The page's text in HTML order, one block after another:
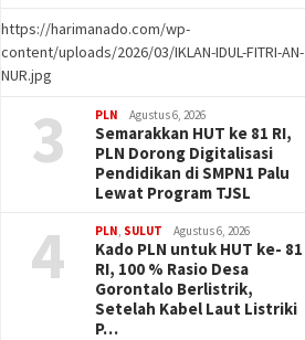
https://harimanado.com/wp-
content/uploads/2026/03/IKLAN-IDUL-FITRI-AN-
NUR.jpg
3 PLN Agustus 6, 2026
Semarakkan HUT ke 81 RI,
PLN Dorong Digitalisasi
Pendidikan di SMPN1 Palu
Lewat Program TJSL
4 PLN SULUT Agustus 6, 2026
Kado PLN untuk HUT ke- 81
RI, 100 % Rasio Desa
Gorontalo Berlistrik,
Setelah Kabel Laut Listriki
P…